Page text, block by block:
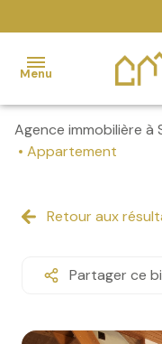
Menu
Transaction
Gestion
locative
externalisés
Agence immobilière
Appartement
Retour aux
Partager ce